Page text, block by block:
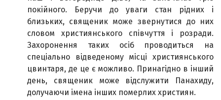
покійного. Беручи до уваги стан рідних і
близьких, священик може звернутися до них
словом християнського співчуття і розради.
Захоронення таких осіб проводиться на
спеціально відведеному місці християнського
цвинтаря, де це є можливо. Принагідно в інший
день, священик може відслужити Панахиду,
долучаючи імена інших померлих християн.